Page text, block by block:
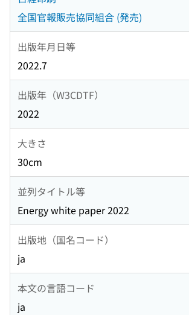
全国官報販売協同組合 (発売)
出版年月日等
2022.7
出版年（W3CDTF）
2022
大きさ
30cm
並列タイトル等
Energy white paper 2022
出版地（国名コード）
ja
本文の言語コード
ja